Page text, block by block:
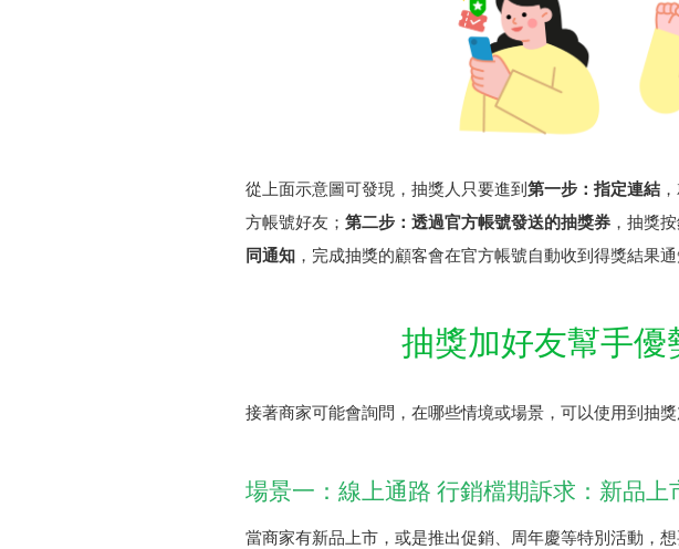
從上面示意圖可發現，抽獎人只要進到 第一步：指定連結
方帳號好友； 第二步：透過官方帳號發送的抽獎券 ，抽獎
同通知 ，完成抽獎的顧客會在官方帳號自動收到得獎結果
抽獎加好友幫手優
接著商家可能會詢問，在哪些情境或場景，可以使用到抽
場景一：線上通路 行銷檔期訴求：新品
當商家有新品上市，或是推出促銷、周年慶等特別活動，